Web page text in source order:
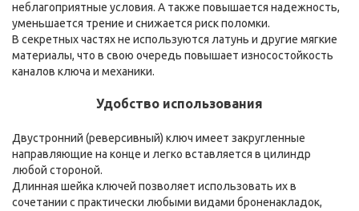
неблагоприятные условия. А также повышается надежность,
уменьшается трение и снижается риск поломки.
В секретных частях не используются латунь и другие мягкие
материалы, что в свою очередь повышает износостойкость
каналов ключа и механики.
Удобство использования
Двустронний (реверсивный) ключ имеет закругленные
направляющие на конце и легко вставляется в цилиндр
любой стороной.
Длинная шейка ключей позволяет использовать их в
сочетании с практически любыми видами броненакладок,